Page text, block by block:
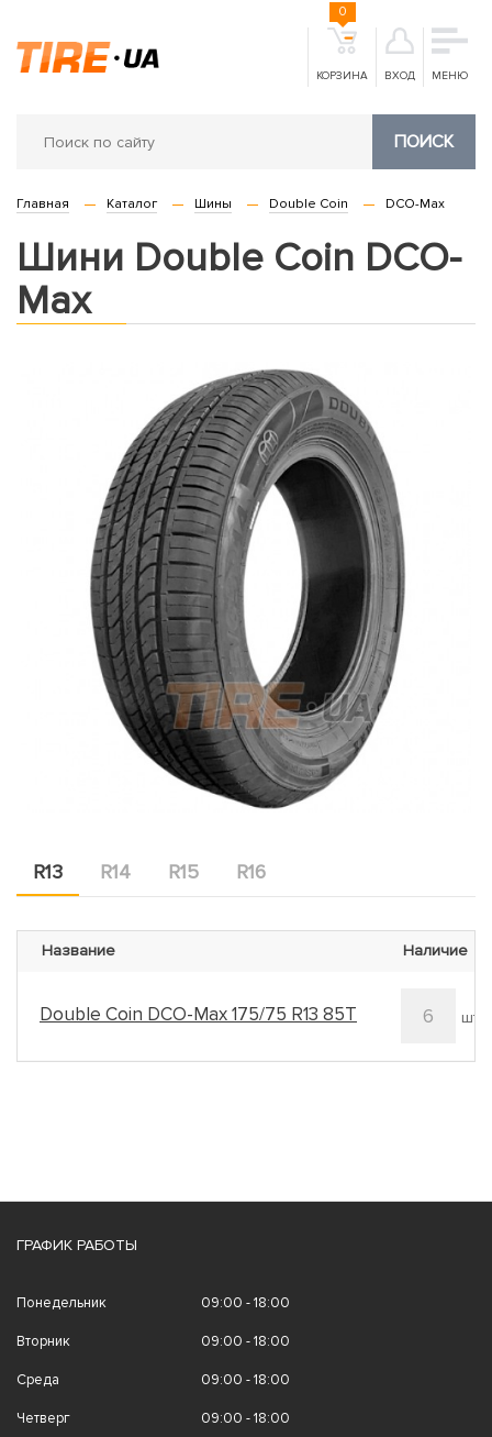
КОРЗИНА
0
ВХОД МЕНЮ
ПОИСК
Главная Каталог Шины Double Coin DCO-Max
Шини Double Coin DCO-
Max
R13 R14 R15 R16
Название Наличие
Double Coin DCO-Max 175/75 R13 85T 6 шт.
ГРАФИК РАБОТЫ
Понедельник 09:00 - 18:00
Вторник 09:00 - 18:00
Среда 09:00 - 18:00
Четверг 09:00 - 18:00